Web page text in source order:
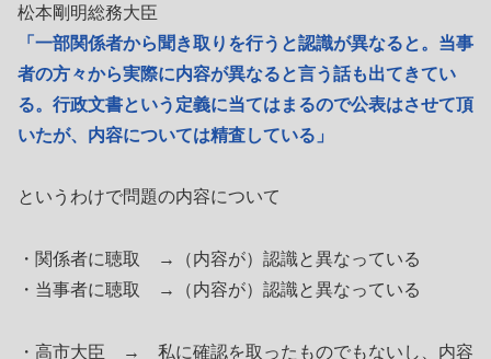
松本剛明総務大臣
「一部関係者から聞き取りを行うと認識が異なると。当事
者の方々から実際に内容が異なると言う話も出てきてい
る。行政文書という定義に当てはまるので公表はさせて頂
いたが、内容については精査している」
というわけで問題の内容について
・関係者に聴取 →（内容が）認識と異なっている
・当事者に聴取 →（内容が）認識と異なっている
・高市大臣 → 私に確認を取ったものでもないし、内容